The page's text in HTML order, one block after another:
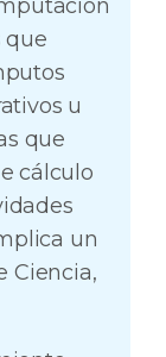
que
u
que
cálculo
un
Ciencia,